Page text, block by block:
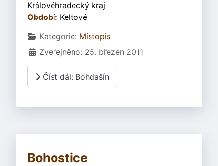
Královéhradecký kraj
Období: Keltové
Základní údaje
Kategorie: Místopis
Zveřejněno: 25. březen 2011
Číst dál: Bohdašín
Bohostice